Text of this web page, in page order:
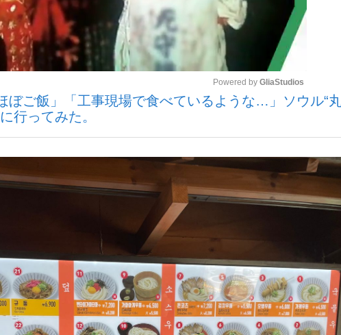
初めて明かした日本代表監督に... 「最悪の空気のまま解散
ジャパン選手が証言した“NPB聞... 「クマが悪者扱いされてい
私のあのと
キングの誕
もっと見る
Powered by GliaStudios
ぼご飯」「工事現場で食べているような…」ソウル“
行ってみた。